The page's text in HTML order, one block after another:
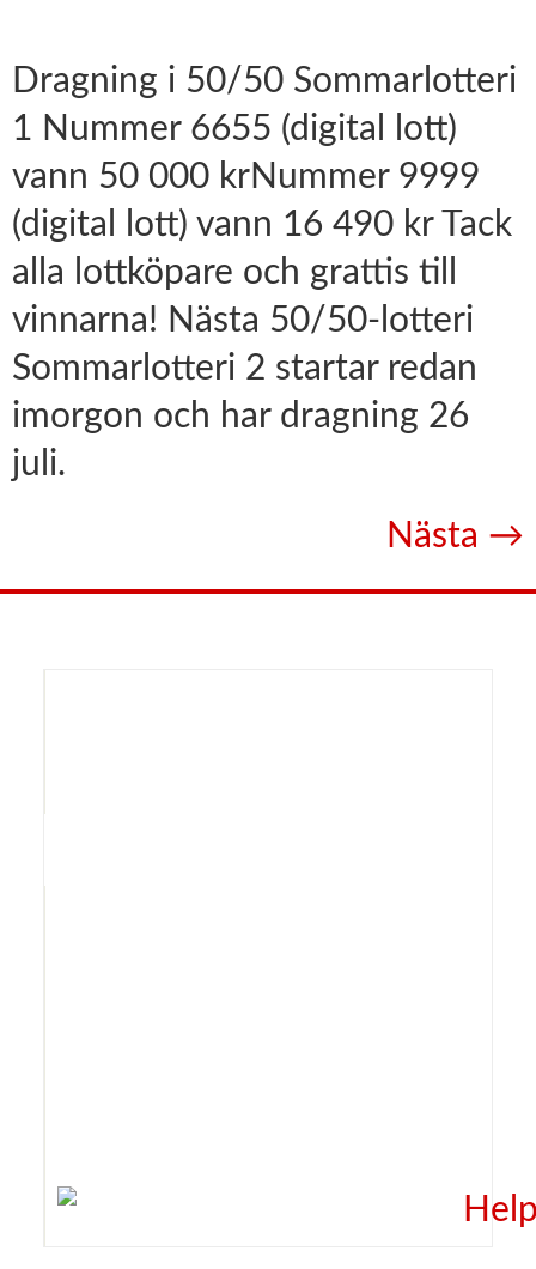
Dragning i 50/50 Sommarlotteri
1 Nummer 6655 (digital lott)
vann 50 000 krNummer 9999
(digital lott) vann 16 490 kr Tack
alla lottköpare och grattis till
vinnarna! Nästa 50/50-lotteri
Sommarlotteri 2 startar redan
imorgon och har dragning 26
juli.
Nästa →